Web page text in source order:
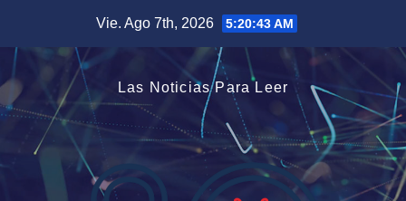
contenido
Vie. Ago 7th, 2026 5:20:43 AM
Las Noticias Para Leer